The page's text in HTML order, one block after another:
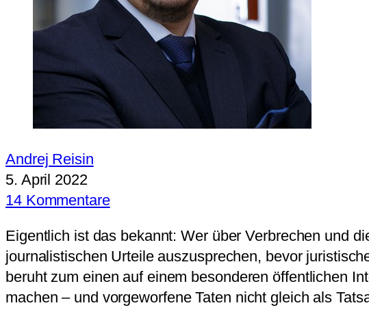
Andrej Reisin
5. April 2022
14 Kommentare
Eigentlich ist das bekannt: Wer über Verbrechen und
journalistischen Urteile auszusprechen, bevor
beruht zum einen auf einem besonderen öffentlichen
machen – und vorgeworfene Taten nicht gleich als